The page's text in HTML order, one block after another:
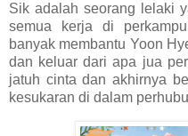
Sik adalah seorang lelaki
semua kerja di
banyak membantu Yoon
dan keluar dari apa jua
jatuh cinta dan akhirnya
kesukaran di dalam